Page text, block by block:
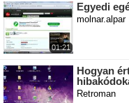
01:21
Egyedi
molnar.alpar
Hogyan
Retroman